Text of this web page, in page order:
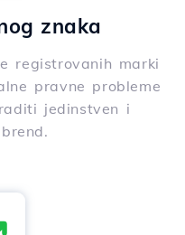
znaka
registrovanih marki
pravne probleme
jedinstven i